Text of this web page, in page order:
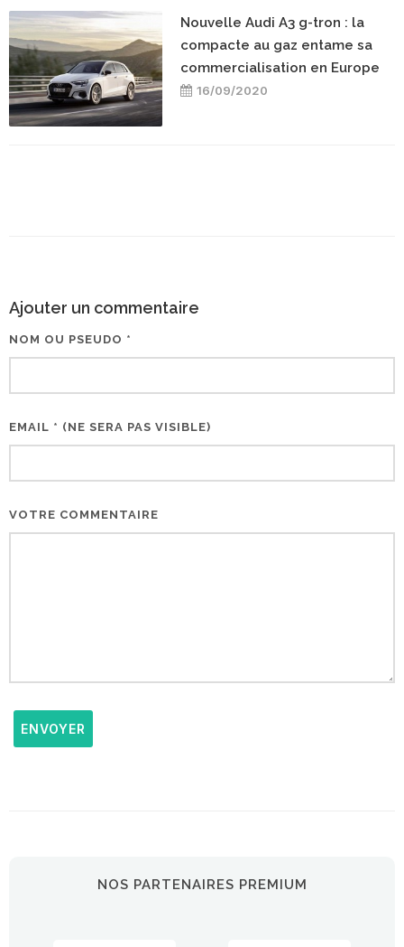
Nouvelle Audi A3 g-tron : la
compacte au gaz entame sa
commercialisation en Europe
16/09/2020
Ajouter un commentaire
NOM OU PSEUDO *
EMAIL * (NE SERA PAS VISIBLE)
VOTRE COMMENTAIRE
ENVOYER
NOS PARTENAIRES PREMIUM